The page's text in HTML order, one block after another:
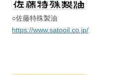
○佐藤特殊製油
https://www.satooil.co.jp/